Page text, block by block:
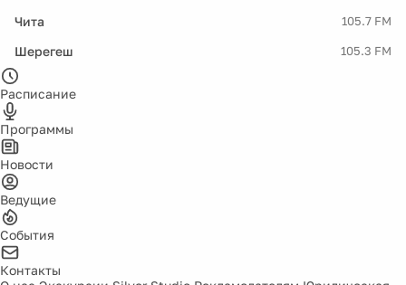
Чита 105.7 FM
Шерегеш 105.3 FM
Расписание
Программы
Новости
Ведущие
События
Контакты